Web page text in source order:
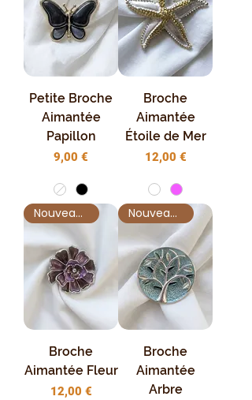
Petite Broche
Aimantée
Papillon
Prix
9,00 €
Broche
Aimantée
Étoile de Mer
Prix
12,00 €
Nouveauté !
Broche
Aimantée Fleur
Prix
12,00 €
Nouveauté !
Broche
Aimantée
Arbre